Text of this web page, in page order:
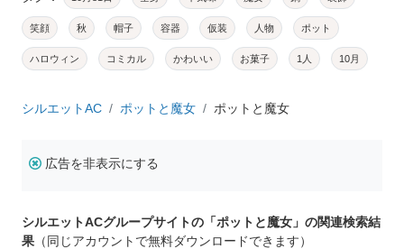
笑顔 秋 帽子 容器 仮装 人物 ポット
ハロウィン コミカル かわいい お菓子 1人 10月
シルエットAC ポットと魔女 ポットと魔女
広告を非表示にする
シルエットACグループサイトの「ポットと魔女」の関連検索結
果 （同じアカウントで無料ダウンロードできます）